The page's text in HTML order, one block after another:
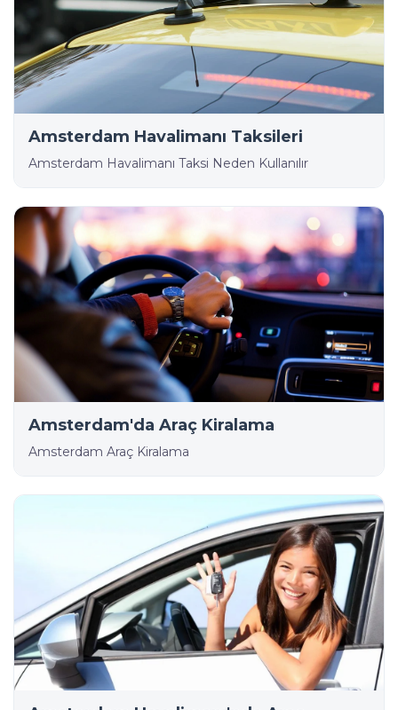
Amsterdam Havalimanı Taksileri
Amsterdam Havalimanı Taksi Neden Kullanılır
Amsterdam'da Araç Kiralama
Amsterdam Araç Kiralama